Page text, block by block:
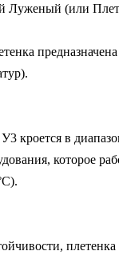
(или
кроется в
которое